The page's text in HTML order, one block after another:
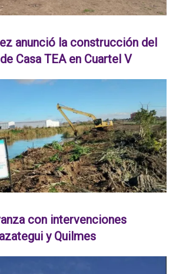
anunció la construcción del
Casa TEA en Cuartel V
con intervenciones
y Quilmes